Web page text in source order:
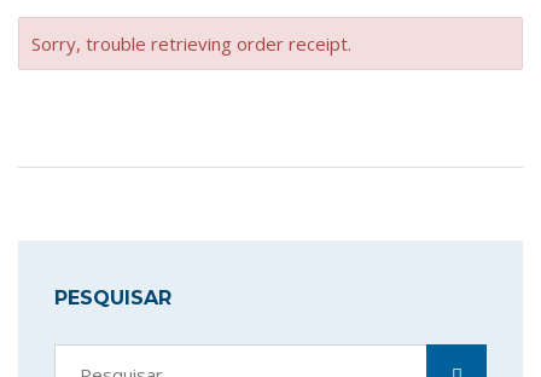
Sorry, trouble retrieving order receipt.
PESQUISAR